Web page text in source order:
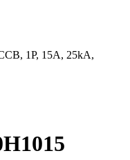
1P, 15A, 25kA,